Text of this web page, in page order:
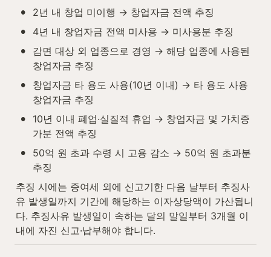
• 2년 내 창업 미이행 → 창업자금 전액 추징
• 4년 내 창업자금 전액 미사용 → 미사용분 추징
•
감면 대상 외 업종으로 경영 → 해당 업종에 사용된
창업자금 추징
•
창업자금 타 용도 사용(10년 이내) → 타 용도 사용
창업자금 추징
•
10년 이내 폐업·실질적 휴업 → 창업자금 및 가치증
가분 전액 추징
•
50억 원 초과 수령 시 고용 감소 → 50억 원 초과분
추징
추징 시에는 증여세 외에 신고기한 다음 날부터 추징사
유 발생일까지 기간에 해당하는 이자상당액이 가산됩니
다. 추징사유 발생일이 속하는 달의 말일부터 3개월 이
내에 자진 신고·납부해야 합니다.